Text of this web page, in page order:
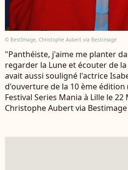
© BestImage, Christophe Aubert via Bestimage
"Panthéiste, j'aime me planter
regarder la Lune et écouter de
avait aussi souligné l'actrice
d'ouverture de la 10 ème édition
Festival Series Mania à Lille le
Christophe Aubert via Bestimage